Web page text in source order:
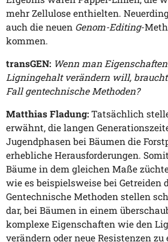
mehr Zellulose enthielten.
auch die neuen Genom-Editing-
kommen.
transGEN: Wenn man
Ligningehalt verändern will,
Fall gentechnische Methoden?
Matthias Fladung: Tatsächlich
erwähnt, die langen
Jugendphasen bei Bäumen die
erhebliche Herausforderungen.
Bäume in dem gleichen Maße
wie es beispielsweise bei Getreiden
Gentechnische Methoden stellen
dar, bei Bäumen in einem
komplexe Eigenschaften wie den
verändern oder neue Resistenzen